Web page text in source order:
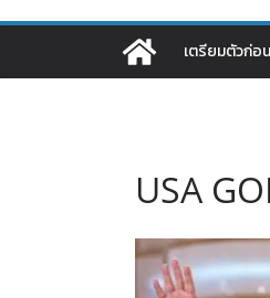
เตรียมตัวก่อ
USA